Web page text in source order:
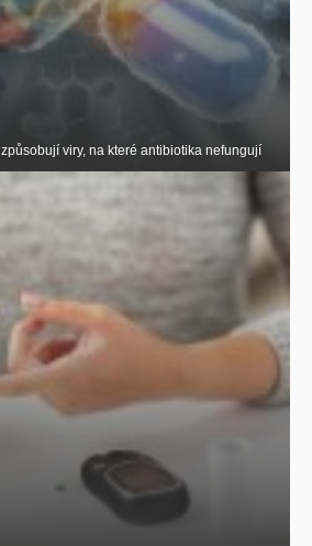
viry, na které antibiotika nefungují